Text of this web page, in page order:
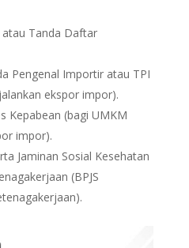
Tanda Daftar
Pengenal Importir atau TPI
ekspor impor).
Kepabean (bagi UMKM
impor).
Jaminan Sosial Kesehatan
(BPJS